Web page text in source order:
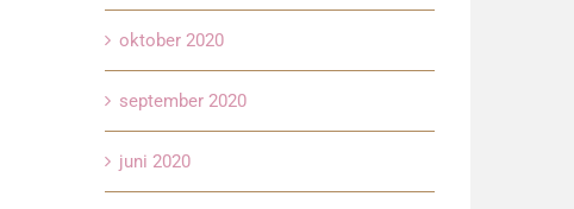
oktober 2020
september 2020
juni 2020